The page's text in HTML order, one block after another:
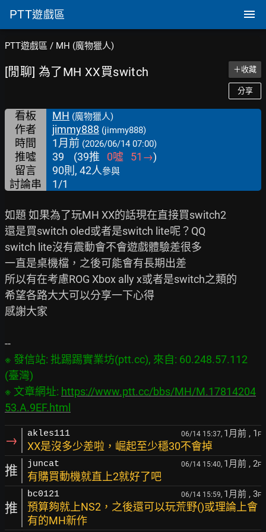
PTT遊戲區
PTT遊戲區 / MH (魔物獵人)
[閒聊] 為了MH XX買switch ＋收藏
分享
看板 MH (魔物獵人)
作者 jimmy888 (jimmy888)
時間 1月前 (2026/06/14 07:00)
推噓 39 (39推 0噓 51 →)
留言
90則, 42人參與
討論串 1/1
如題 如果為了玩MH XX的話現在直接買switch2
還是買switch oled或者是switch lite呢？QQ
switch lite沒有震動會不會遊戲體驗差很多
一直是桌機檔，之後可能會有長期出差
所以有在考慮ROG Xbox ally x或者是switch之類的
希望各路大大可以分享一下心得
感謝大家
※ 發信站: 批踢踢實業坊(ptt.cc), 來自: 60.248.57.112
(臺灣)
※ 文章網址: https://www.ptt.cc/bbs/MH/M.17814204
53.A.9EF.html
→ akles111 06/14 15:37, 1月前 , 1 F
XX是沒多少差啦，崛起至少穩30不會掉
推 juncat 06/14 15:40, 1月前 , 2F
有購買動機就直上2就好了吧
推
bc0121 06/14 15:59, 1月前 , 3F
預算夠就上NS2，之後還可以玩荒野()或理論上會
有的MH新作